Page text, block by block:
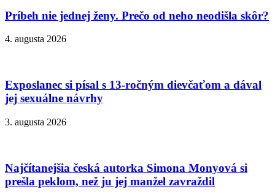
Príbeh nie jednej ženy. Prečo od neho neodišla skôr?
4. augusta 2026
Exposlanec si písal s 13-ročným dievčaťom a dával
jej sexuálne návrhy
3. augusta 2026
Najčítanejšia česká autorka Simona Monyová si
prešla peklom, než ju jej manžel zavraždil